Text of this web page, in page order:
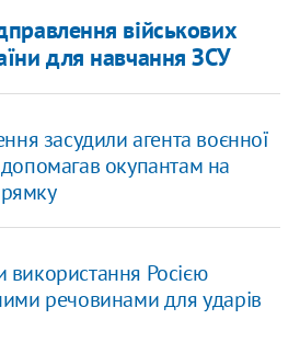
військових
для навчання ЗСУ
засудили агента воєнної
окупантам на
Росією
речовинами для ударів